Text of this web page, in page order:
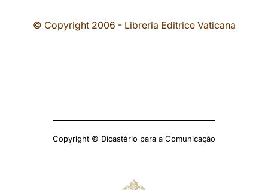
© Copyright 2006 - Libreria Editrice Vaticana
Copyright © Dicastério para a Comunicação